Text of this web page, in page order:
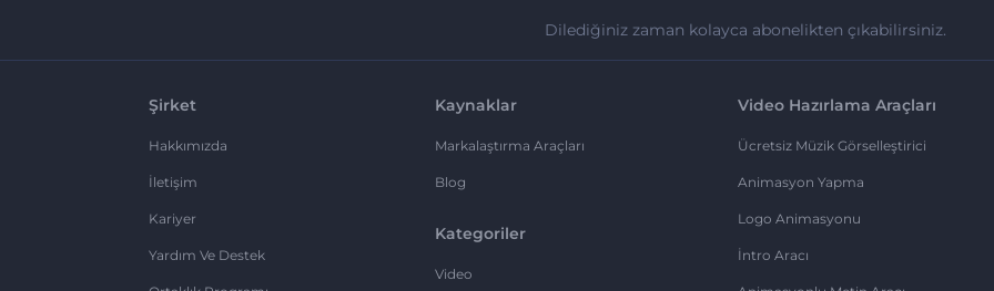
Dilediğiniz zaman kolayca abonelikten çıkabilirsiniz.
Şirket
Hakkımızda
İletişim
Kariyer
Yardım Ve Destek
Kaynaklar
Markalaştırma Araçları
Blog
Kategoriler
Video
Video Hazırlama Araçları
Ücretsiz Müzik Görselleştirici
Animasyon Yapma
Logo Animasyonu
İntro Aracı